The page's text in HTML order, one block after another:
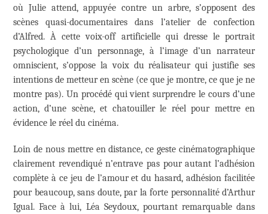
où Julie attend, appuyée contre un arbre, s’opposent des
scènes quasi-documentaires dans l’atelier de confection
d’Alfred. À cette voix-off artificielle qui dresse le portrait
psychologique d’un personnage, à l’image d’un narrateur
omniscient, s’oppose la voix du réalisateur qui justifie ses
intentions de metteur en scène (ce que je montre, ce que je ne
montre pas). Un procédé qui vient surprendre le cours d’une
action, d’une scène, et chatouiller le réel pour mettre en
évidence le réel du cinéma.
Loin de nous mettre en distance, ce geste cinématographique
clairement revendiqué n’entrave pas pour autant l’adhésion
complète à ce jeu de l’amour et du hasard, adhésion facilitée
pour beaucoup, sans doute, par la forte personnalité d’Arthur
Igual. Face à lui, Léa Seydoux, pourtant remarquable dans